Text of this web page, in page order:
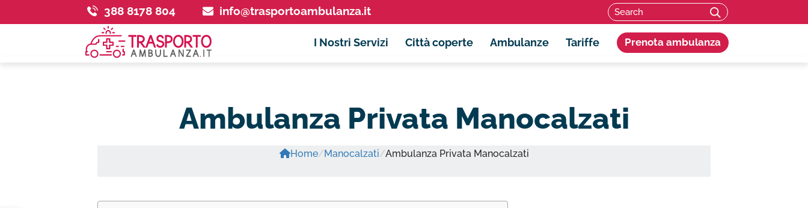
388 8178 804 info@trasportoambulanza.it Search for: SEARCH
I Nostri Servizi Città coperte Ambulanze Tariffe Prenota ambulanza
Ambulanza Privata Manocalzati
Home/Manocalzati/Ambulanza Privata Manocalzati